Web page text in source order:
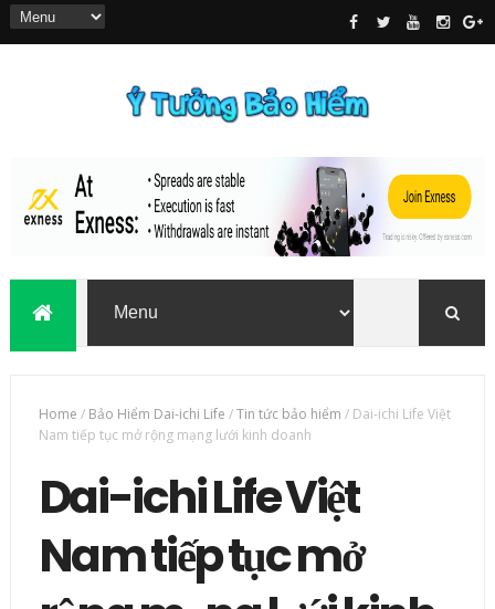
Home / Bảo Hiểm Dai-ichi Life /Tin tức bảo hiểm / Dai-ichi Life Việt
Nam tiếp tục mở rộng mạng lưới kinh doanh
Dai-ichi Life Việt
Nam tiếp tục mở